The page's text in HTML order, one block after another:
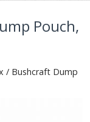
Pouch,
/ Bushcraft Dump